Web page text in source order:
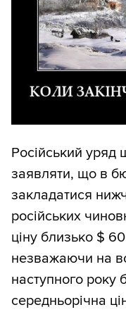
Російський уряд
заявляти, що в
закладатися
російських
ціну близько $
незважаючи на
наступного року
середньорічна